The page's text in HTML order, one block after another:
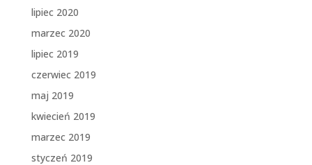
lipiec 2020
marzec 2020
lipiec 2019
czerwiec 2019
maj 2019
kwiecień 2019
marzec 2019
styczeń 2019